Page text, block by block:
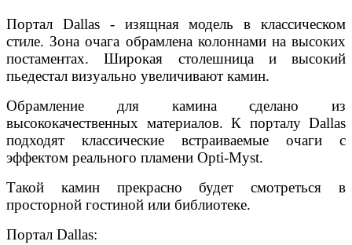
Портал Dallas - изящная модель в классическом
стиле. Зона очага обрамлена колоннами на высоких
постаментах. Широкая столешница и высокий
пьедестал визуально увеличивают камин.
Обрамление для камина сделано из
высококачественных материалов. К порталу Dallas
подходят классические встраиваемые очаги с
эффектом реального пламени Opti-Myst.
Такой камин прекрасно будет смотреться в
просторной гостиной или библиотеке.
Портал Dallas: